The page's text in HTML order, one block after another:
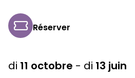
Réserver
di 11 octobre - di 13 juin